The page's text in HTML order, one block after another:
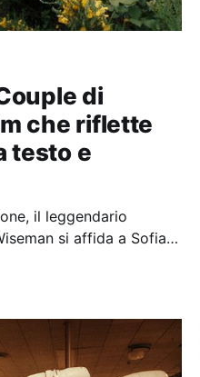
di
che riflette
testo e
il leggendario
si affida a Sofia